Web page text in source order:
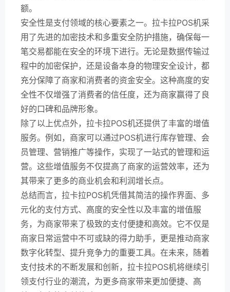
额。
安全性是支付领域的核心要素之一。拉卡拉POS机采
用了先进的加密技术和多重安全防护措施，确保每一
笔交易都能在安全的环境下进行。无论是数据传输过
程中的加密保护，还是设备本身的物理安全设计，都
充分保障了商家和消费者的资金安全。这种高度的安
全性不仅增强了消费者的信任度，还为商家赢得了良
好的口碑和品牌形象。
除了以上优点外，拉卡拉POS机还提供了丰富的增值
服务。例如，商家可以通过POS机进行库存管理、会
员管理、营销推广等操作，实现了一站式的管理和运
营。这些增值服务不仅提高了商家的运营效率，还为
其带来了更多的商业机会和利润增长点。
总结而言，拉卡拉POS机凭借其简洁的操作界面、多
元化的支付方式、高度的安全性以及丰富的增值服
务，为商家带来了极致的支付便捷和高效。它不仅是
商家日常运营中不可或缺的得力助手，更是推动商家
数字化转型、提升竞争力的重要工具。在未来，随着
支付技术的不断发展和创新，拉卡拉POS机将继续引
领支付行业的潮流，为更多商家带来更加便捷、高